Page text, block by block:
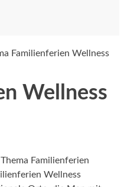
Familienferien Wellness
Wellness
Familienferien
Wellness